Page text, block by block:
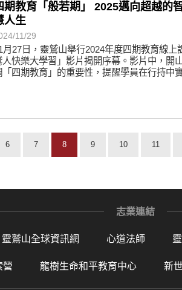
期教育「般若期」 2025邁向超越的
人生
11/29
月27日，靈鷲山舉行2024年度四期教育線上
人快樂大學習」影片揭開序幕。影片中，開
「四期教育」的重要性，提醒學員在行持中
6 7 8 9 10 11
志業連結
靈鷲山全球資訊網 心道法師
營 龍樹生命和平教育中心 新